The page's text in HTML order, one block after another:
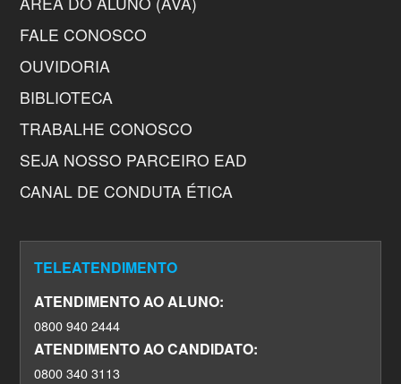
FALE CONOSCO
OUVIDORIA
BIBLIOTECA
TRABALHE CONOSCO
SEJA NOSSO PARCEIRO EAD
CANAL DE CONDUTA ÉTICA
TELEATENDIMENTO
ATENDIMENTO AO ALUNO:
0800 940 2444
ATENDIMENTO AO CANDIDATO:
0800 340 3113